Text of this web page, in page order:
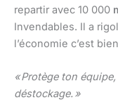
repartir avec 10 000
Invendables. Il a
l’économie c’est
« Protège ton
déstockage. »